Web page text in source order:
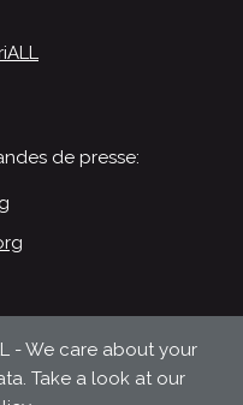
de presse:
- We care about your
Take a look at our